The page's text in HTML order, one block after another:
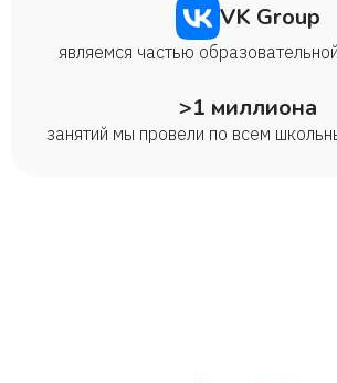
VK Group
являемся частью
>1 миллиона
занятий мы провели по всем